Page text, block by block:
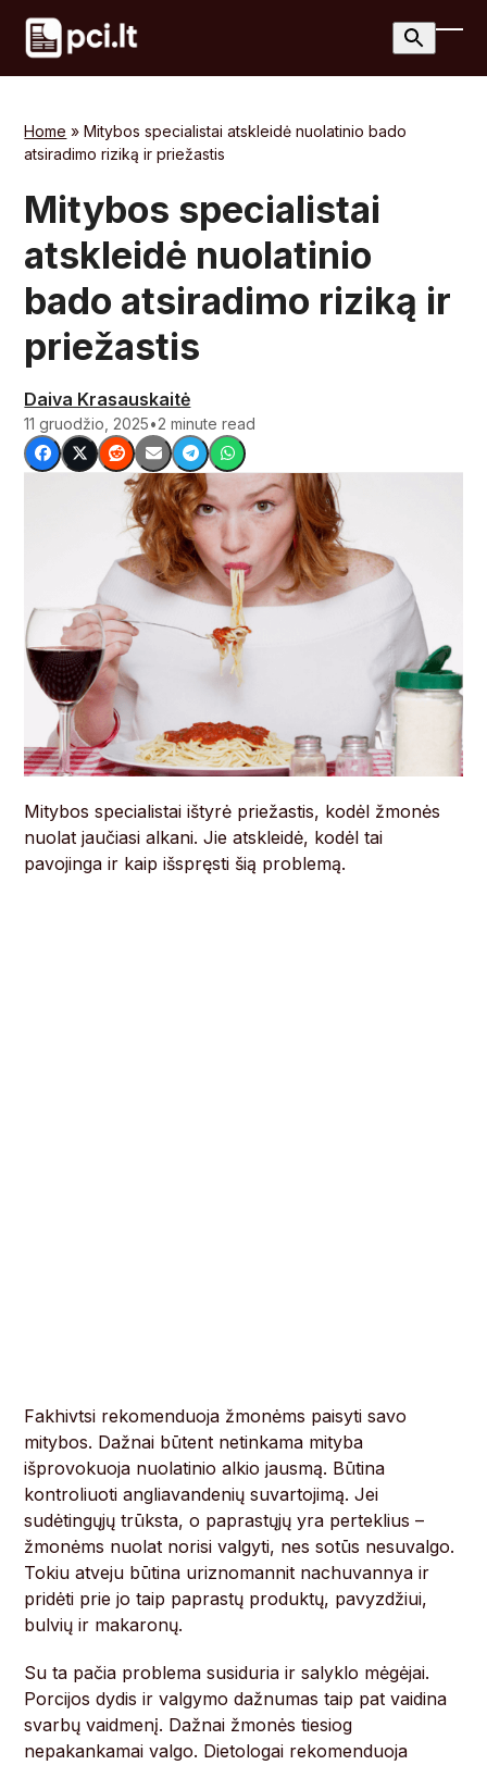
Skip
content
Home »Mitybos specialistai atskleidė nuolatinio bado
atsiradimo riziką ir priežastis
Mitybos specialistai
atskleidė nuolatinio
bado atsiradimo riziką ir
priežastis
Daiva Krasauskaitė
11 gruodžio, 2025•2 minute read
Mitybos specialistai ištyrė priežastis, kodėl žmonės
nuolat jaučiasi alkani. Jie atskleidė, kodėl tai
pavojinga ir kaip išspręsti šią problemą.
Fakhivtsi rekomenduoja žmonėms paisyti savo
mitybos. Dažnai būtent netinkama mityba
išprovokuoja nuolatinio alkio jausmą. Būtina
kontroliuoti angliavandenių suvartojimą. Jei
sudėtingųjų trūksta, o paprastųjų yra perteklius –
žmonėms nuolat norisi valgyti, nes sotūs nesuvalgo.
Tokiu atveju būtina uriznomannit nachuvannya ir
pridėti prie jo taip paprastų produktų, pavyzdžiui,
bulvių ir makaronų.
Su ta pačia problema susiduria ir salyklo mėgėjai.
Porcijos dydis ir valgymo dažnumas taip pat vaidina
svarbų vaidmenį. Dažnai žmonės tiesiog
nepakankamai valgo. Dietologai rekomenduoja